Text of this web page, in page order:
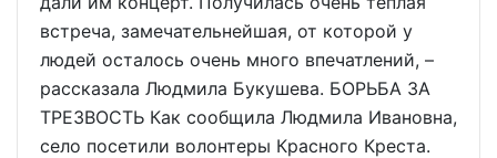
встреча, замечательнейшая, от которой у
людей осталось очень много впечатлений, –
рассказала Людмила Букушева. БОРЬБА ЗА
ТРЕЗВОСТЬ Как сообщила Людмила Ивановна,
село посетили волонтеры Красного Креста.